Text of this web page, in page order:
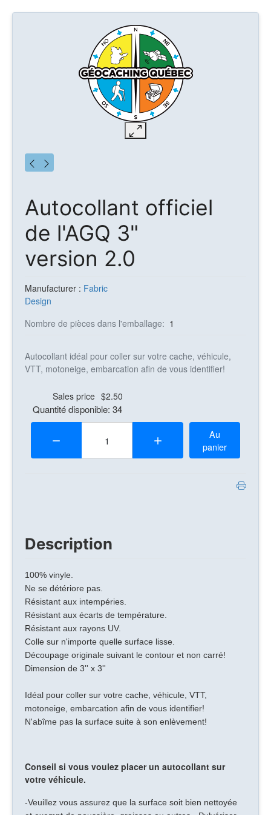
Autocollant officiel
de l'AGQ 3"
version 2.0
Manufacturer : Fabric
Design
Nombre de pièces dans l'emballage: 1
Autocollant idéal pour coller sur votre cache, véhicule,
VTT, motoneige, embarcation afin de vous identifier!
Sales price $2.50
Quantité disponible: 34
Quantité:
Au
panier
Description
100% vinyle.
Ne se détériore pas.
Résistant aux intempéries.
Résistant aux écarts de température.
Résistant aux rayons UV.
Colle sur n'importe quelle surface lisse.
Découpage originale suivant le contour et non carré!
Dimension de 3'' x 3''
Idéal pour coller sur votre cache, véhicule, VTT,
motoneige, embarcation afin de vous identifier!
N'abîme pas la surface suite à son enlèvement!
Conseil si vous voulez placer un autocollant sur
votre véhicule.
-Veuillez vous assurez que la surface soit bien nettoyée